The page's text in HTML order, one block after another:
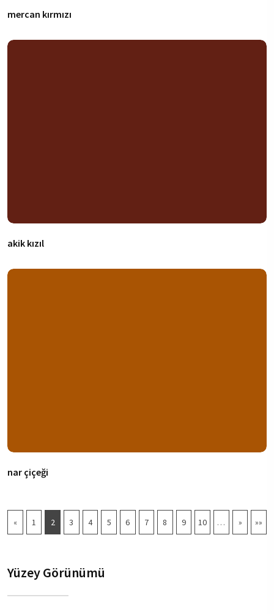
Yüzey Görünümü
mercan kırmızı
akik kızıl
nar çiçeği
« 1 2 3 4 5 6 7 8 9 10 … » »»